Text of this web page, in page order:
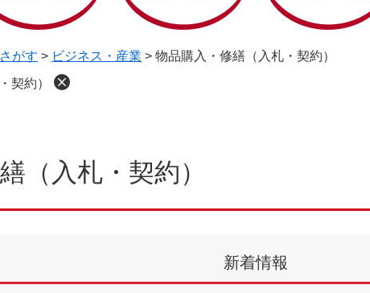
がす > ビジネス・産業 > 物品購入・修繕（入札・契約）
契約）
（入札・契約）
新着情報